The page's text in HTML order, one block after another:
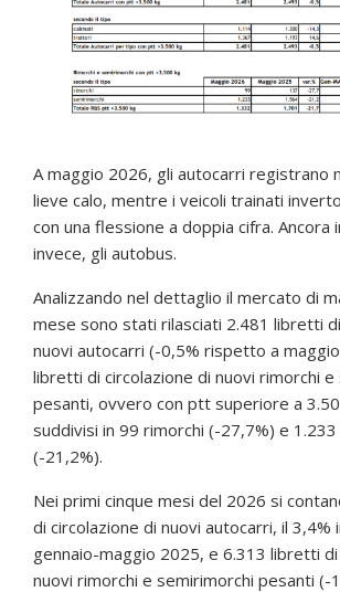
A maggio 2026, gli autocarri registrano
lieve calo, mentre i veicoli trainati
con una flessione a doppia cifra. Ancora
invece, gli autobus.
Analizzando nel dettaglio il mercato di
mese sono stati rilasciati 2.481 libretti
nuovi autocarri (-0,5% rispetto a
libretti di circolazione di nuovi rimorchi e
pesanti, ovvero con ptt superiore a
suddivisi in 99 rimorchi (-27,7%) e
(-21,2%).
Nei primi cinque mesi del 2026 si
di circolazione di nuovi autocarri, il 3,4%
gennaio-maggio 2025, e 6.313 libretti
nuovi rimorchi e semirimorchi pesanti (-